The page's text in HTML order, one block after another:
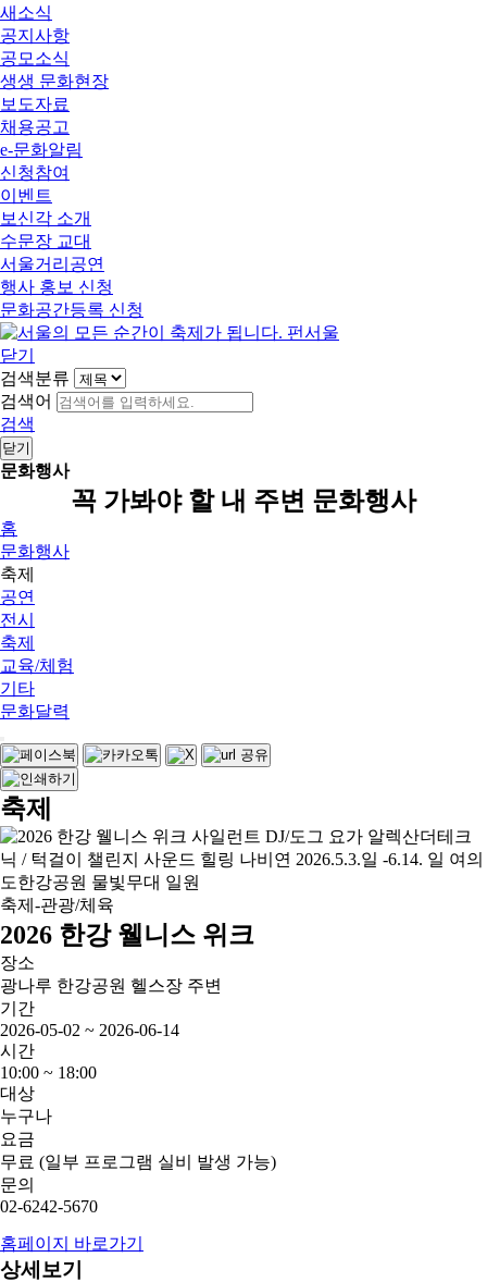
새소식
공지사항
공모소식
생생 문화현장
보도자료
채용공고
e-문화알림
신청참여
이벤트
보신각 소개
수문장 교대
서울거리공연
행사 홍보 신청
문화공간등록 신청
닫기
검색분류
검색어
검색
닫기
문화행사
꼭 가봐야 할 내 주변 문화행사
홈
문화행사
축제
공연
전시
축제
교육/체험
기타
문화달력
축제
축제-관광/체육
2026 한강 웰니스 위크
장소
광나루 한강공원 헬스장 주변
기간
2026-05-02 ~ 2026-06-14
시간
10:00 ~ 18:00
대상
누구나
요금
무료 (일부 프로그램 실비 발생 가능)
문의
02-6242-5670
홈페이지 바로가기
상세보기